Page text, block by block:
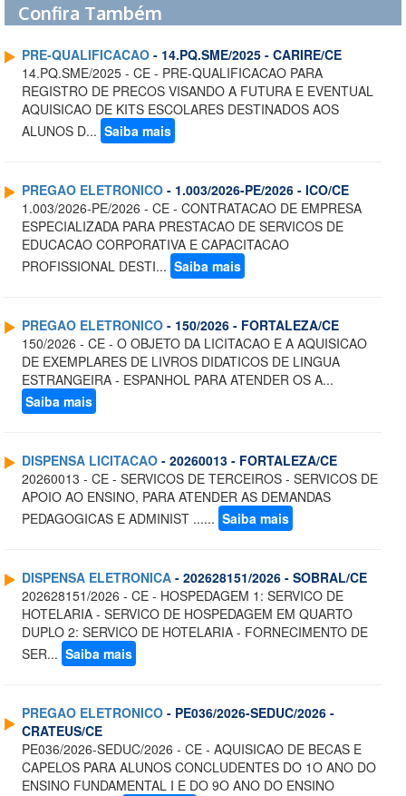
Confira Também
PRE-QUALIFICACAO - 14.PQ.SME/2025 - CARIRE/CE
14.PQ.SME/2025 - CE - PRE-QUALIFICACAO PARA
REGISTRO DE PRECOS VISANDO A FUTURA E EVENTUAL
AQUISICAO DE KITS ESCOLARES DESTINADOS AOS
ALUNOS D... Saiba mais
PREGAO ELETRONICO - 1.003/2026-PE/2026 - ICO/CE
1.003/2026-PE/2026 - CE - CONTRATACAO DE EMPRESA
ESPECIALIZADA PARA PRESTACAO DE SERVICOS DE
EDUCACAO CORPORATIVA E CAPACITACAO
PROFISSIONAL DESTI... Saiba mais
PREGAO ELETRONICO - 150/2026 - FORTALEZA/CE
150/2026 - CE - O OBJETO DA LICITACAO E A AQUISICAO
DE EXEMPLARES DE LIVROS DIDATICOS DE LINGUA
ESTRANGEIRA - ESPANHOL PARA ATENDER OS A...
Saiba mais
DISPENSA LICITACAO - 20260013 - FORTALEZA/CE
20260013 - CE - SERVICOS DE TERCEIROS - SERVICOS DE
APOIO AO ENSINO, PARA ATENDER AS DEMANDAS
PEDAGOGICAS E ADMINIST ...... Saiba mais
DISPENSA ELETRONICA - 202628151/2026 - SOBRAL/CE
202628151/2026 - CE - HOSPEDAGEM 1: SERVICO DE
HOTELARIA - SERVICO DE HOSPEDAGEM EM QUARTO
DUPLO 2: SERVICO DE HOTELARIA - FORNECIMENTO DE
SER... Saiba mais
PREGAO ELETRONICO - PE036/2026-SEDUC/2026 -
CRATEUS/CE
PE036/2026-SEDUC/2026 - CE - AQUISICAO DE BECAS E
CAPELOS PARA ALUNOS CONCLUDENTES DO 1O ANO DO
ENSINO FUNDAMENTAL I E DO 9O ANO DO ENSINO